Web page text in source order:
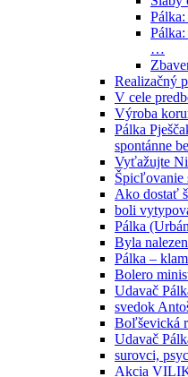
…
Realizačný
V cele
Výroba
Pálka
spontánne
Vyťažujte
Špicľovanie
Ako dostať
boli
Pálka
Byla
Pálka –
Bolero
Udavač
svedok
Boľševická
Udavač
surovci,
Akcia